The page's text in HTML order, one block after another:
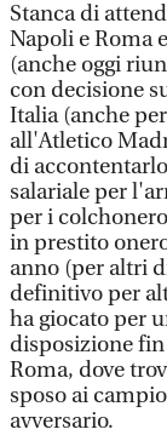
Stanca di
Napoli e Roma
(anche oggi
con decisione
Italia (anche
all'Atletico
di
salariale per
per i
in prestito
anno (per altri
definitivo per
ha giocato per
disposizione
Roma, dove
sposo ai
avversario.